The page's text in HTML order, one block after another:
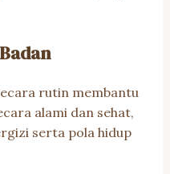
rutin membantu
alami dan sehat,
serta pola hidup